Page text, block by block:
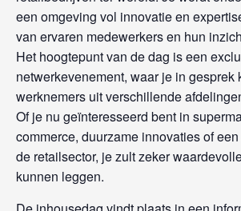
een omgeving vol innovatie en
van ervaren medewerkers en hun
Het hoogtepunt van de dag is een
netwerkevenement, waar je in gesprek
werknemers uit verschillende
Of je nu geïnteresseerd bent in
commerce, duurzame innovaties of
de retailsector, je zult zeker
kunnen leggen.